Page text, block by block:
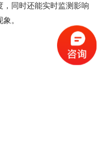
，同时还能实时监测影响
。